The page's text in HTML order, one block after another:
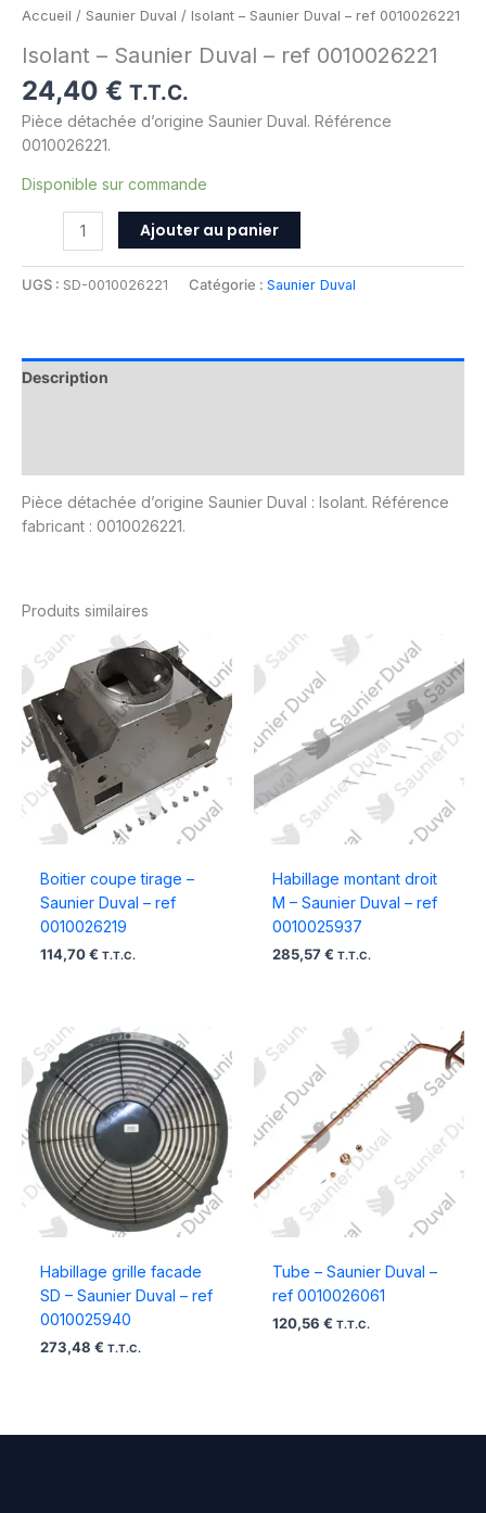
Accueil / Saunier Duval / Isolant – Saunier Duval – ref 0010026221
Isolant – Saunier Duval – ref 0010026221
24,40 € T.T.C.
Pièce détachée d’origine Saunier Duval. Référence
0010026221.
Disponible sur commande
Ajouter au panier
UGS : SD-0010026221 Catégorie : Saunier Duval
Description
Pièce détachée d’origine Saunier Duval : Isolant. Référence
fabricant : 0010026221.
Produits similaires
Boitier coupe tirage –
Saunier Duval – ref
0010026219
114,70 € T.T.C.
Habillage montant droit
M – Saunier Duval – ref
0010025937
285,57 € T.T.C.
Habillage grille facade
SD – Saunier Duval – ref
0010025940
273,48 € T.T.C.
Tube – Saunier Duval –
ref 0010026061
120,56 € T.T.C.